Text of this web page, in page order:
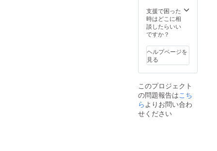
す。
像を、
打上げ
後に
WEBに
公開さ
せてい
ただき
ます。
は2021
年夏頃
を予定
してお
りま
ンライ
ン報告
会の開
催時期
ては、
ロケッ
ト打ち
上げ時
定次第
ご案内
いたし
ます。
※限定映
支援で困った
時はどこに相
談したらいい
ですか？
ヘルプページを
見る
このプロジェクト
の問題報告はこち
らよりお問い合わ
せください